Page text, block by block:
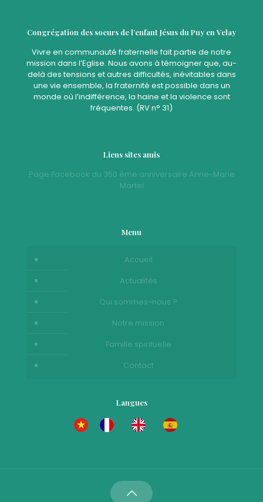
Congrégation des soeurs de l’enfant Jésus du Puy en Velay
Vivre en communauté fraternelle fait partie de notre
mission dans l’Eglise. Nous avons à témoigner que, au-
delà des tensions et autres difficultés, inévitables dans
une vie ensemble, la fraternité est possible dans un
monde où l’indifférence, la haine et la violence sont
fréquentes. (RV n° 31)
Liens sites amis
Page Facebook du 350 ème anniversaire Anne-Marie
Martel
Menu
Accueil
Actualités
Qui sommes-nous ?
Notre mission
Famille spirituelle
Contact
Langues